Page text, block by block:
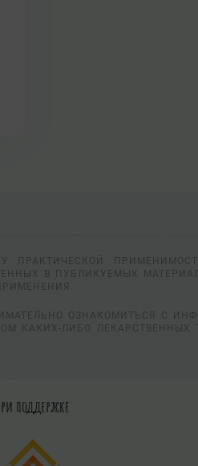
В ПУБЛИКУЕМЫХ
ОЗНАКОМИТЬСЯ С
КАКИХ-ЛИБО ЛЕКАРСТВЕННЫХ
поддержке